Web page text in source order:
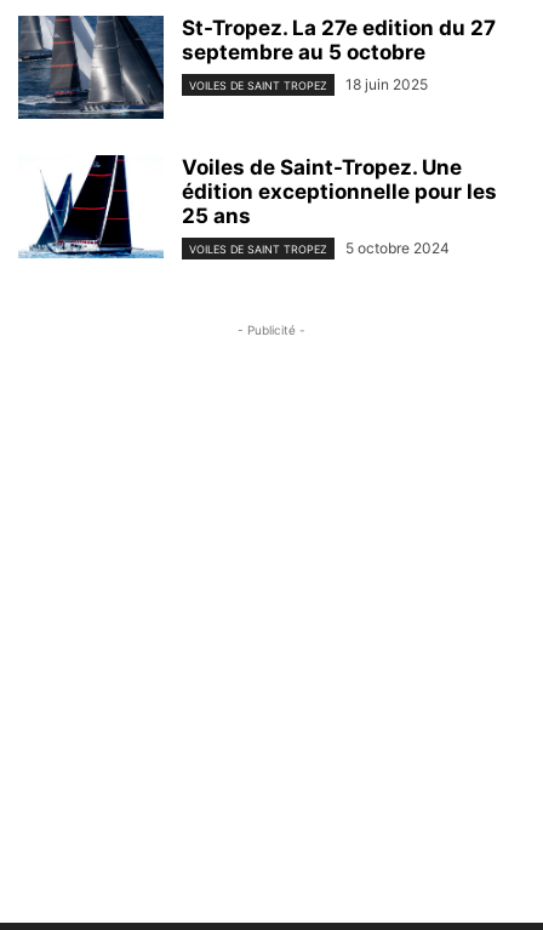
St-Tropez. La 27e edition du 27
septembre au 5 octobre
VOILES DE SAINT TROPEZ 18 juin 2025
Voiles de Saint-Tropez. Une
édition exceptionnelle pour les
25 ans
VOILES DE SAINT TROPEZ 5 octobre 2024
- Publicité -